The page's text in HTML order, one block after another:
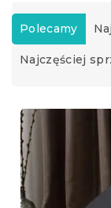
S
o
r
n
e
p
Polecamy
Najczęściej
L
p